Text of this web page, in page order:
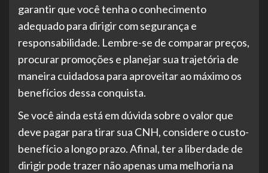
garantir que você tenha o conhecimento
adequado para dirigir com segurança e
responsabilidade. Lembre-se de comparar preços,
procurar promoções e planejar sua trajetória de
maneira cuidadosa para aproveitar ao máximo os
benefícios dessa conquista.
Se você ainda está em dúvida sobre o valor que
deve pagar para tirar sua CNH, considere o custo-
benefício a longo prazo. Afinal, ter a liberdade de
dirigir pode trazer não apenas uma melhoria na